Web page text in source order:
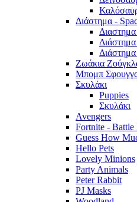
Διάστημα -
Ζωάκια
Μπομπ
Σκυλάκι
Puppies
Σκυλάκι
Avengers
Fortnite - Battle
Guess How
Hello Pets
Lovely Minions
Party Animals
Peter Rabbit
PJ Masks